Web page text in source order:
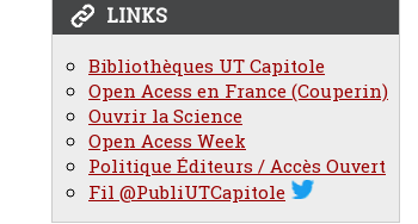
LINKS
Bibliothèques UT Capitole
Open Acess en France (Couperin)
Ouvrir la Science
Open Acess Week
Politique Éditeurs / Accès Ouvert
Fil @PubliUTCapitole